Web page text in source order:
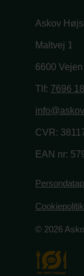
Askov
Maltvej 1
6600 Vejen
Tlf: 7696
CVR:
EAN nr:
Cookiepolitik
© 2026